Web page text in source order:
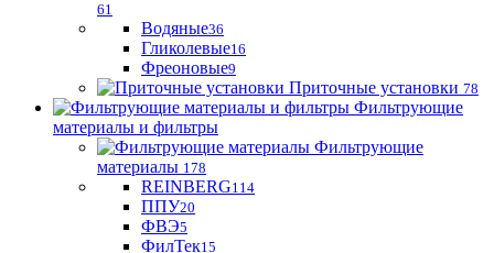
61
Водяные36
Гликолевые16
Фреоновые9
Приточные установки 78
Фильтрующие
материалы и фильтры
Фильтрующие
материaлы 178
REINBERG114
ППУ20
ФВЭ5
ФилТек15